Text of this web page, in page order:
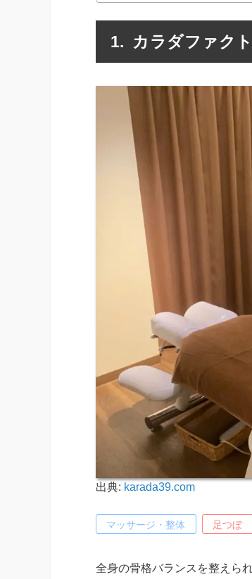
カラダファク
出典: karada39.com
マッサージ・整体 足つぼ
全身の骨格バランスを整えら